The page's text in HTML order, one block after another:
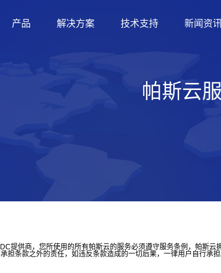
产品 解决方案 技术支持 新闻资
帕斯云
提供商，您所使用的所有帕斯云的服务必须遵守服务条例，帕斯
担条款之外的责任，如违反条款造成的一切后果，一律用户自行承